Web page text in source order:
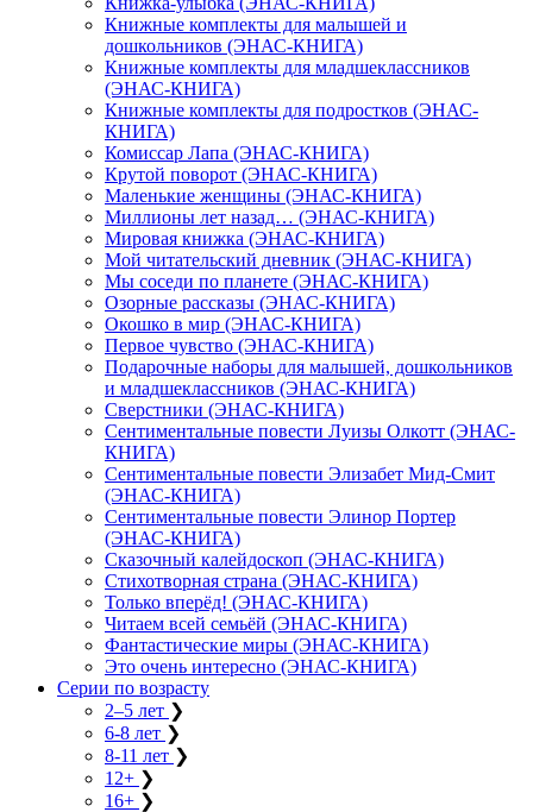
Книжные комплекты для малышей и
дошкольников (ЭНАС-КНИГА)
Книжные комплекты для младшеклассников
(ЭНАС-КНИГА)
Книжные комплекты для подростков (ЭНАС-
КНИГА)
Комиссар Лапа (ЭНАС-КНИГА)
Крутой поворот (ЭНАС-КНИГА)
Маленькие женщины (ЭНАС-КНИГА)
Миллионы лет назад… (ЭНАС-КНИГА)
Мировая книжка (ЭНАС-КНИГА)
Мой читательский дневник (ЭНАС-КНИГА)
Мы соседи по планете (ЭНАС-КНИГА)
Озорные рассказы (ЭНАС-КНИГА)
Окошко в мир (ЭНАС-КНИГА)
Первое чувство (ЭНАС-КНИГА)
Подарочные наборы для малышей, дошкольников
и младшеклассников (ЭНАС-КНИГА)
Сверстники (ЭНАС-КНИГА)
Сентиментальные повести Луизы Олкотт (ЭНАС-
КНИГА)
Сентиментальные повести Элизабет Мид-Смит
(ЭНАС-КНИГА)
Сентиментальные повести Элинор Портер
(ЭНАС-КНИГА)
Сказочный калейдоскоп (ЭНАС-КНИГА)
Стихотворная страна (ЭНАС-КНИГА)
Только вперёд! (ЭНАС-КНИГА)
Читаем всей семьёй (ЭНАС-КНИГА)
Фантастические миры (ЭНАС-КНИГА)
Это очень интересно (ЭНАС-КНИГА)
Серии по возрасту
2–5 лет ❯
6-8 лет ❯
8-11 лет ❯
12+ ❯
16+ ❯